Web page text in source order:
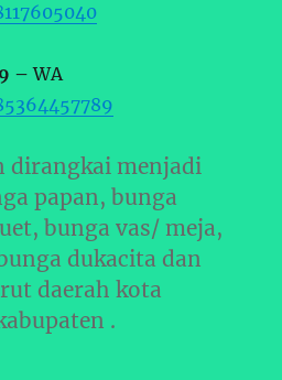
–WA
dirangkai menjadi
papan, bunga
bunga vas/ meja,
dukacita dan
daerah kota
.